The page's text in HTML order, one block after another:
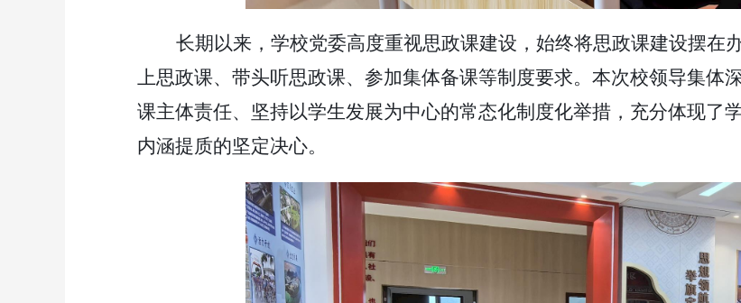
长期以来，学校党委高度重视思政课建设，始终将思政课建设摆在
上思政课、带头听思政课、参加集体备课等制度要求。本次校领导集体
课主体责任、坚持以学生发展为中心的常态化制度化举措，充分体现了
内涵提质的坚定决心。